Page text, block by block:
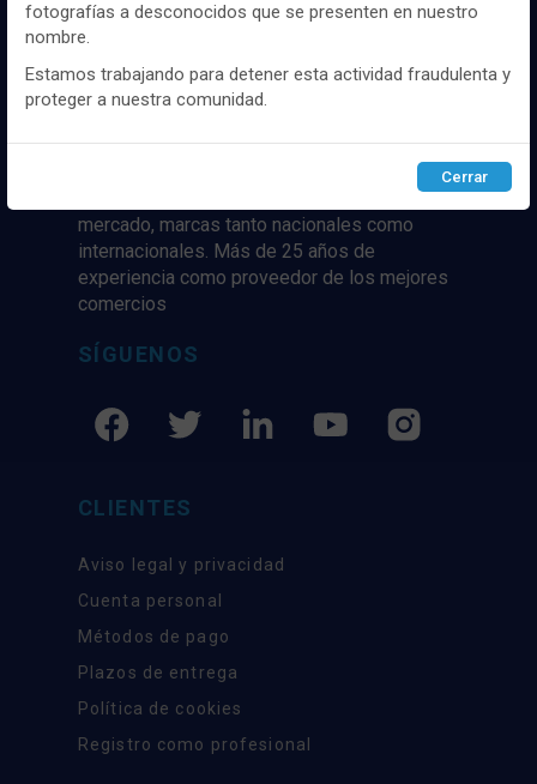
Distribuidor y mayorista textil de las mejores
mercado, marcas tanto nacionales como
internacionales. Más de 25 años de
experiencia como proveedor de los mejores
comercios
SÍGUENOS
CLIENTES
Aviso legal y privacidad
Cuenta personal
Métodos de pago
Plazos de entrega
Política de cookies
Registro como profesional
Puedesconfigurary aceptar el uso de cookies a tu gusto.
Para obtener más información visita nuestra
cookies.
Configurar Rechazar ACEPTAR
fotografías a desconocidos que se presenten en nuestro
nombre.
Estamos trabajando para detener esta actividad fraudulenta y
proteger a nuestra comunidad.
Cerrar